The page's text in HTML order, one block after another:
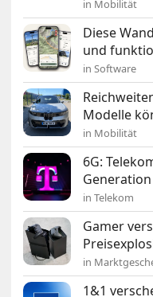
in Mobilität
Diese
und
in Software
Modelle
in Mobilität
6G:
in Telekom
Gamer
in
1&1